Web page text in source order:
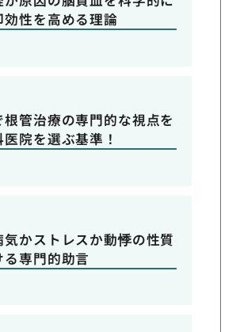
効性を高める理論
管治療の専門的な視点を
院を選ぶ基準！
気かストレスか動悸の性質
る専門的助言